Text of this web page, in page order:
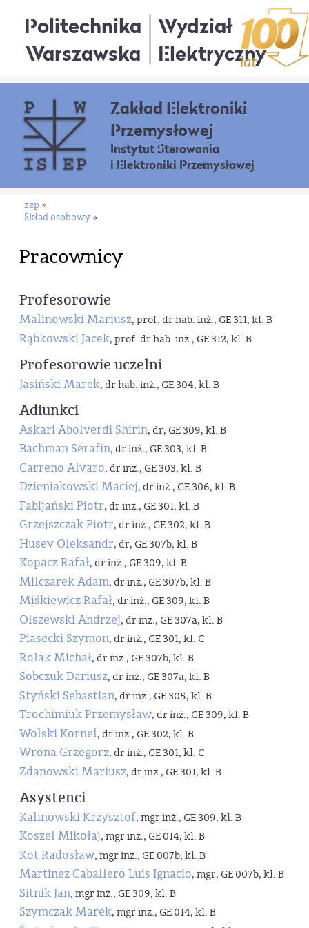
Politechnika
Warszawska
Wydział
Elektryczny
Zakład Elektroniki
Przemysłowej
Instytut Sterowania
i Elektroniki Przemysłowej
zep »
Skład osobowy »
Pracownicy
Profesorowie
Malinowski Mariusz, prof. dr hab. inż., GE 311, kl. B
Rąbkowski Jacek, prof. dr hab. inż., GE 312, kl. B
Profesorowie uczelni
Jasiński Marek, dr hab. inż., GE 304, kl. B
Adiunkci
Askari Abolverdi Shirin, dr, GE 309, kl. B
Bachman Serafin, dr inż., GE 303, kl. B
Carreno Alvaro, dr inż., GE 303, kl. B
Dzieniakowski Maciej, dr inż., GE 306, kl. B
Fabijański Piotr, dr inż., GE 301, kl. B
Grzejszczak Piotr, dr inż., GE 302, kl. B
Husev Oleksandr, dr, GE 307b, kl. B
Kopacz Rafał, dr inż., GE 309, kl. B
Milczarek Adam, dr inż., GE 307b, kl. B
Miśkiewicz Rafał, dr inż., GE 309, kl. B
Olszewski Andrzej, dr inż., GE 307a, kl. B
Piasecki Szymon, dr inż., GE 301, kl. C
Rolak Michał, dr inż., GE 307b, kl. B
Sobczuk Dariusz, dr inż., GE 307a, kl. B
Styński Sebastian, dr inż., GE 305, kl. B
Trochimiuk Przemysław, dr inż., GE 309, kl. B
Wolski Kornel, dr inż., GE 302, kl. B
Wrona Grzegorz, dr inż., GE 301, kl. C
Zdanowski Mariusz, dr inż., GE 301, kl. B
Asystenci
Kalinowski Krzysztof, mgr inż., GE 309, kl. B
Koszel Mikołaj, mgr inż., GE 014, kl. B
Kot Radosław, mgr inż., GE 007b, kl. B
Martinez Caballero Luis Ignacio, mgr, GE 007b, kl. B
Sitnik Jan, mgr inż., GE 309, kl. B
Szymczak Marek, mgr inż., GE 014, kl. B